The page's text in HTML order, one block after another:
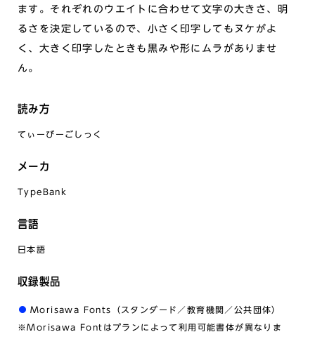
ます。それぞれのウエイトに合わせて文字の大きさ、明
るさを決定しているので、小さく印字してもヌケがよ
く、大きく印字したときも黒みや形にムラがありませ
ん。
読み方
てぃーびーごしっく
メーカ
TypeBank
言語
日本語
収録製品
Morisawa Fonts（スタンダード／教育機関／公共団体）
※Morisawa Fontはプランによって利用可能書体が異なりま